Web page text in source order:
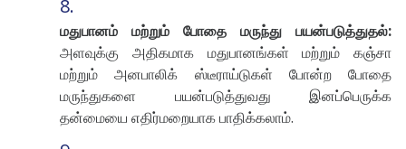
மதுபானம் மற்றும் போதை மருந்து பயன்படுத்துதல்:
அளவுக்கு அதிகமாக மதுபானங்கள் மற்றும் கஞ்சா
மற்றும் அனபாலிக் ஸ்டீராய்டுகள் போன்ற போதை
மருந்துகளை பயன்படுத்துவது இனப்பெருக்க
தன்மையை எதிர்மறையாக பாதிக்கலாம்.